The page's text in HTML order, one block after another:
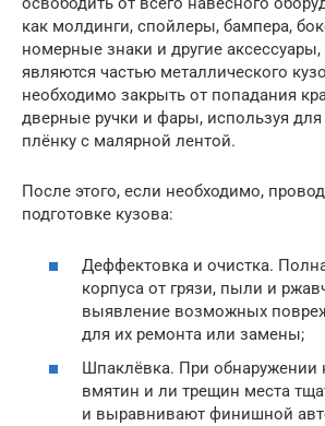
как молдинги, спойлеры, бампера,
номерные знаки и другие
являются частью металлического
необходимо закрыть от попадания
дверные ручки и фары, используя
плёнку с малярной лентой.
После этого, если необходимо,
подготовке кузова:
Деффектовка и очистка.
корпуса от грязи, пыли и
выявление возможных
для их ремонта или замены;
Шпаклёвка. При обнаружении
вмятин и ли трещин места
и выравнивают финишной